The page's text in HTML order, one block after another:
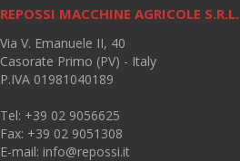
REPOSSI MACCHINE AGRICOLE S.R.L.
Via V. Emanuele II, 40
Casorate Primo (PV) - Italy
P.IVA 01981040189
Tel: +39 02 9056625
Fax: +39 02 9051308
E-mail: info@repossi.it